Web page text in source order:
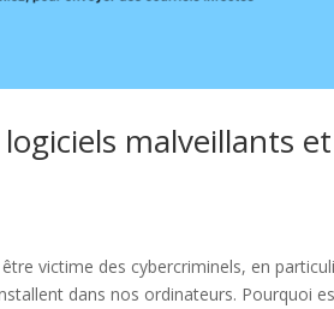
malveillants et
victime des cybercriminels, en
dans nos ordinateurs. Pourquoi